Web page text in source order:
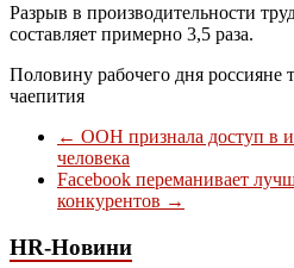
Разрыв в производительности
составляет примерно 3,5 раза.
Половину рабочего дня россияне
чаепития
← ООН признала доступ в
человека
Facebook переманивает
конкурентов →
HR-Новини